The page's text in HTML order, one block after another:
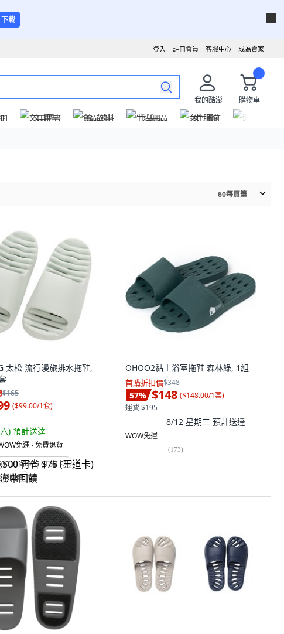
下載
成為賣家
客服中心
註冊會員
登入
我的酷澎
購物車
文具圖書 食品飲料 生活用品 女性服飾
60每頁筆
太松 流行漫旅排水拖鞋,
$165
($99.00/1套)
) 預計送達
免運 ∙ 免費退貨
再省 $75 (王道卡)
幣回饋
OHOO2黏土浴室拖鞋 森林綠, 1組
首購折扣價$348
57% $148 ($148.00/1套)
運費 $195
8/12 星期三 預計送達
WOW免運
(173)